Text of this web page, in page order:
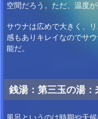
空間だろう。ただ、温度
サウナは広めで大きく、
感もありキレイなのでサ
能だ。
銭湯：第三玉の湯：